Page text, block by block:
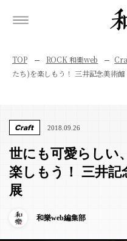
TOP ROCK 和樂web
たち)を楽しもう！ 三井記念美術
Craft 2018.09.26
世にも可愛らしい
楽しもう！ 三井記
展
和樂web編集部